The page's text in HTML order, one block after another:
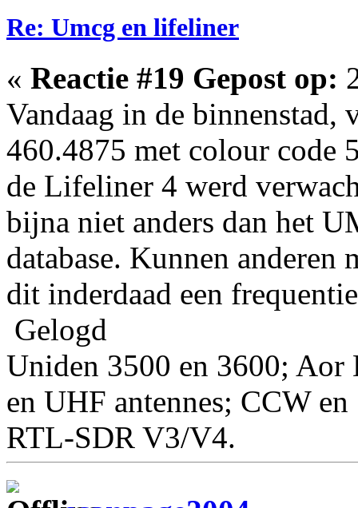
Re: Umcg en lifeliner
« Reactie #19 Gepost op:
Vandaag in de
460.4875 met colour code
de Lifeliner 4 werd
bijna niet anders dan het
database. Kunnen anderen
dit inderdaad een
Gelogd
Uniden 3500 en 3600;
en UHF antennes; CCW
RTL-SDR V3/V4.